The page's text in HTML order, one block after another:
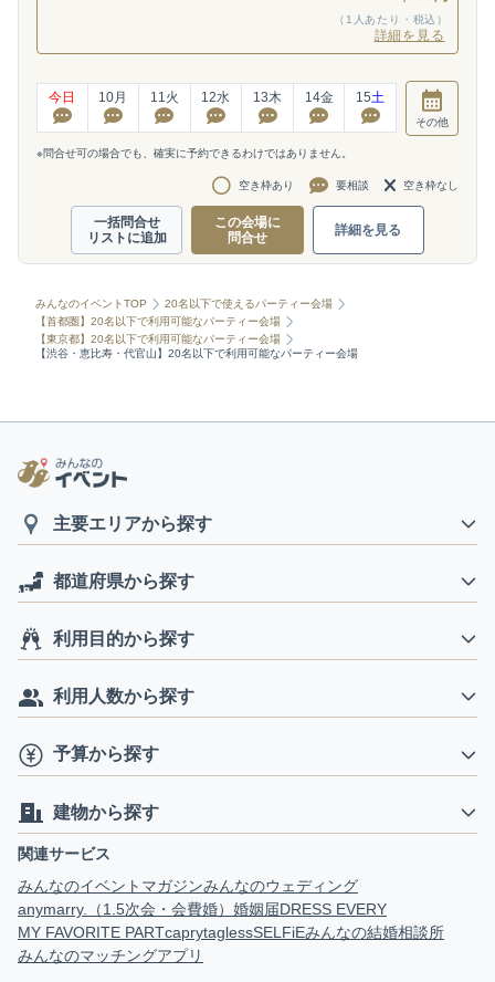
（1人あたり・税込）
詳細を見る
今日 10月 11火 12水 13木 14金 15土
その他
※問合せ可の場合でも、確実に予約できるわけではありません。
空き枠あり 要相談 空き枠なし
一括問合せ
リストに追加
この会場に
問合せ
詳細を見る
みんなのイベントTOP
20名以下で使えるパーティー会場
【首都圏】20名以下で利用可能なパーティー会場
【東京都】20名以下で利用可能なパーティー会場
【渋谷・恵比寿・代官山】20名以下で利用可能なパーティー会場
主要エリアから探す
都道府県から探す
利用目的から探す
利用人数から探す
予算から探す
建物から探す
関連サービス
みんなのイベントマガジンみんなのウェディング
anymarry.（1.5次会・会費婚） 婚姻届DRESS EVERY
MY FAVORITE PARTcaprytaglessSELFiEみんなの結婚相談所
みんなのマッチングアプリ